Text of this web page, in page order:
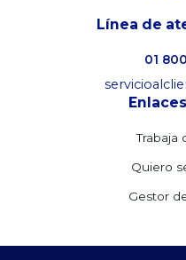
Línea de
01
Trabaja
Quiero
Gestor